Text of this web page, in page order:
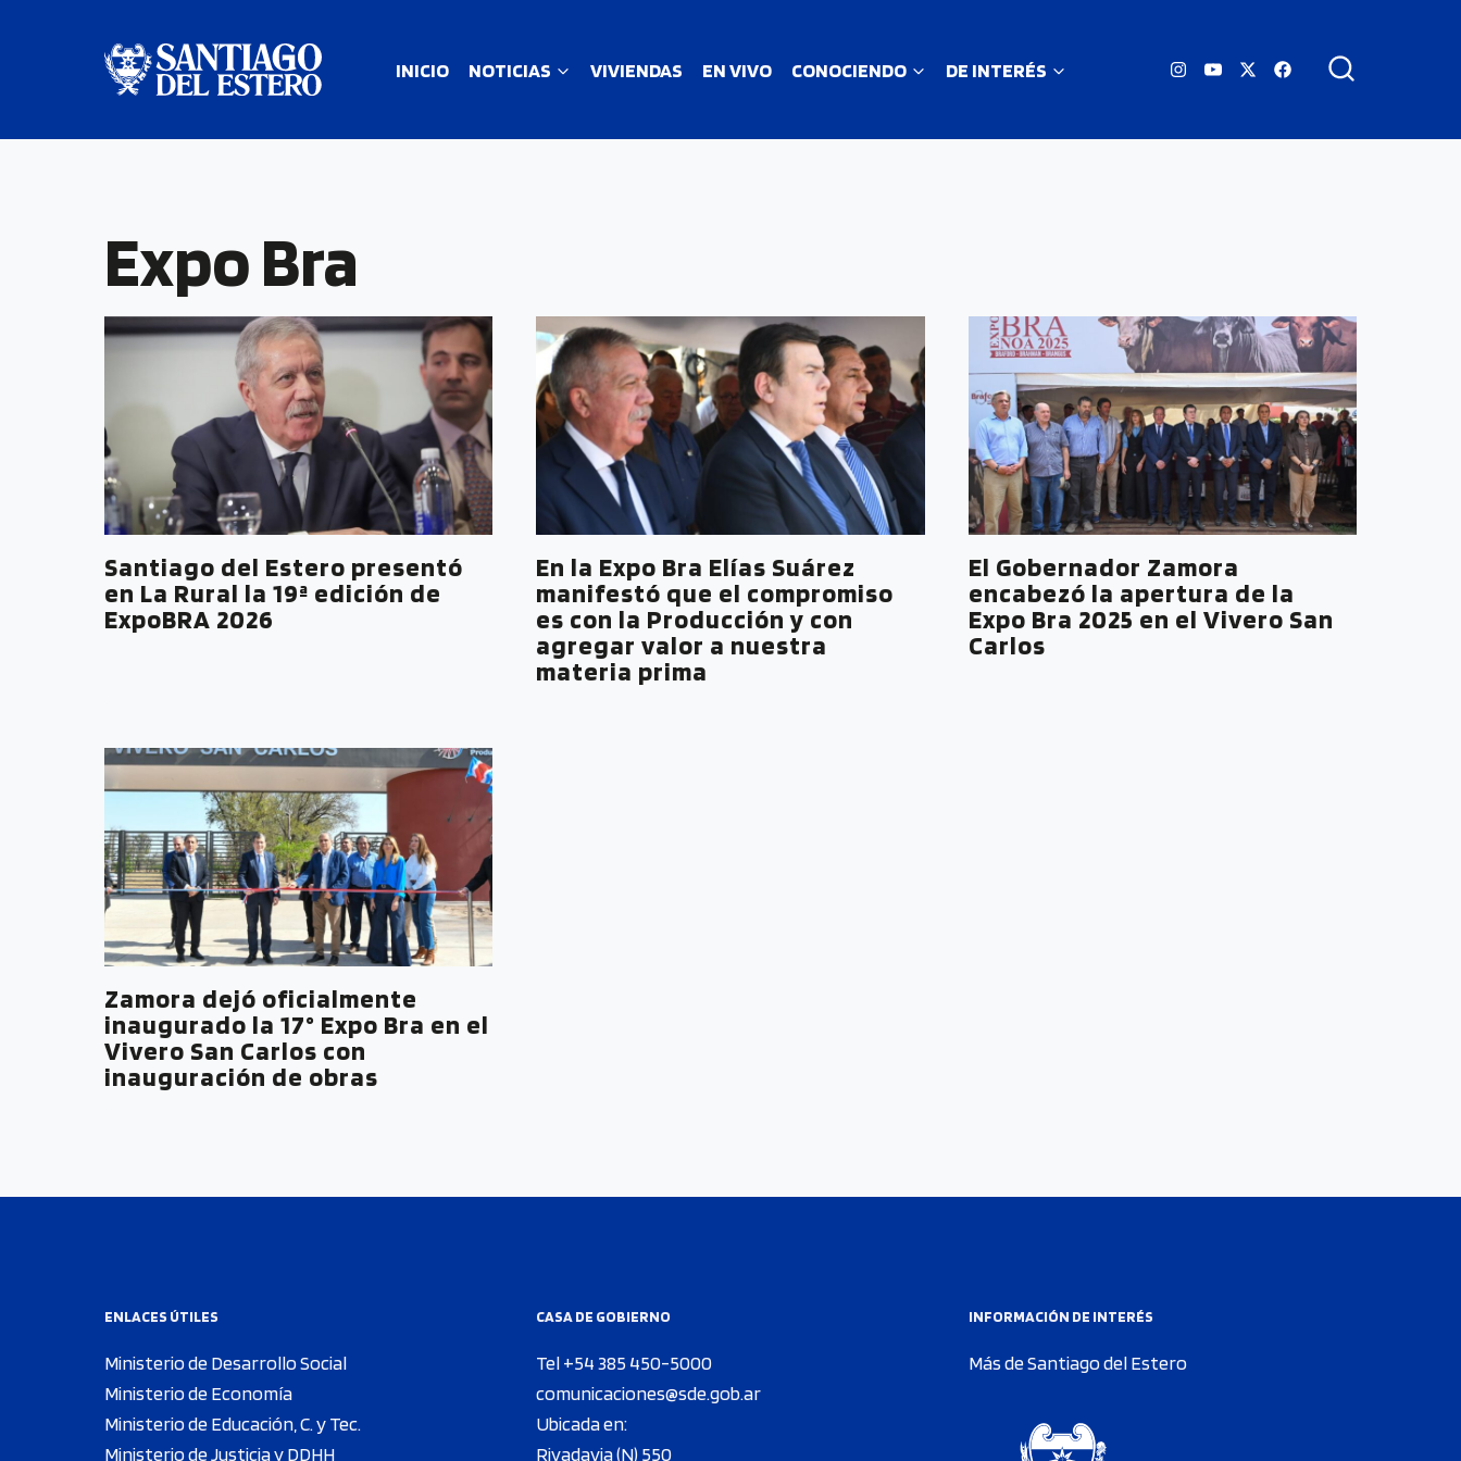
INICIO NOTICIAS VIVIENDAS EN VIVO CONOCIENDO DE INTERÉS
Expo Bra
Santiago del Estero presentó
en La Rural la 19ª edición de
ExpoBRA 2026
En la Expo Bra Elías Suárez
manifestó que el compromiso
es con la Producción y con
agregar valor a nuestra
materia prima
El Gobernador Zamora
encabezó la apertura de la
Expo Bra 2025 en el Vivero San
Carlos
Zamora dejó oficialmente
inaugurado la 17° Expo Bra en el
Vivero San Carlos con
inauguración de obras
ENLACES ÚTILES
Ministerio de Desarrollo Social
Ministerio de Economía
Ministerio de Educación, C. y Tec.
Ministerio de Justicia y DDHH
CASA DE GOBIERNO
Tel +54 385 450-5000
comunicaciones@sde.gob.ar
Ubicada en:
Rivadavia (N) 550
INFORMACIÓN DE INTERÉS
Más de Santiago del Estero